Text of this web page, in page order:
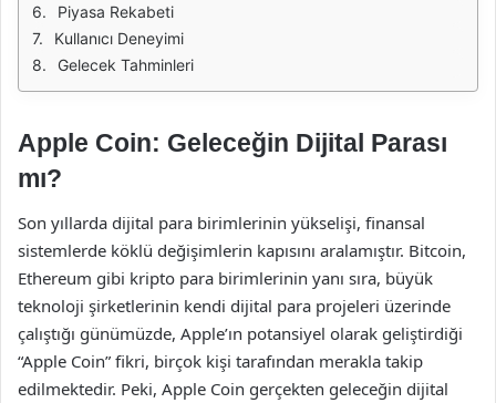
Piyasa Rekabeti
Kullanıcı Deneyimi
Gelecek Tahminleri
Apple Coin: Geleceğin Dijital Parası
mı?
Son yıllarda dijital para birimlerinin yükselişi, finansal
sistemlerde köklü değişimlerin kapısını aralamıştır. Bitcoin,
Ethereum gibi kripto para birimlerinin yanı sıra, büyük
teknoloji şirketlerinin kendi dijital para projeleri üzerinde
çalıştığı günümüzde, Apple’ın potansiyel olarak geliştirdiği
“Apple Coin” fikri, birçok kişi tarafından merakla takip
edilmektedir. Peki, Apple Coin gerçekten geleceğin dijital